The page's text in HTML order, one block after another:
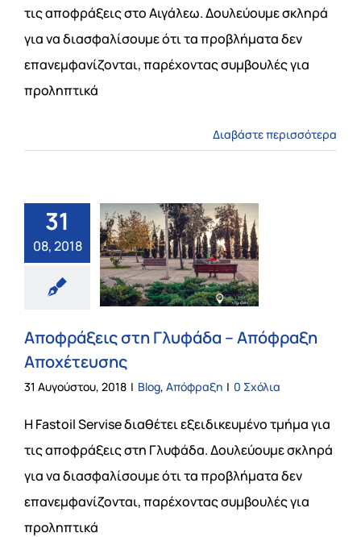
τις αποφράξεις στο Αιγάλεω. Δουλεύουμε σκληρά
για να διασφαλίσουμε ότι τα προβλήματα δεν
επανεμφανίζονται, παρέχοντας συμβουλές για
προληπτικά
Διαβάστε περισσότερα
31
08, 2018
Αποφράξεις στη Γλυφάδα – Απόφραξη
Αποχέτευσης
31 Αυγούστου, 2018 | Blog, Απόφραξη | 0 Σχόλια
Η Fastoil Servise διαθέτει εξειδικευμένο τμήμα για
τις αποφράξεις στη Γλυφάδα. Δουλεύουμε σκληρά
για να διασφαλίσουμε ότι τα προβλήματα δεν
επανεμφανίζονται, παρέχοντας συμβουλές για
προληπτικά